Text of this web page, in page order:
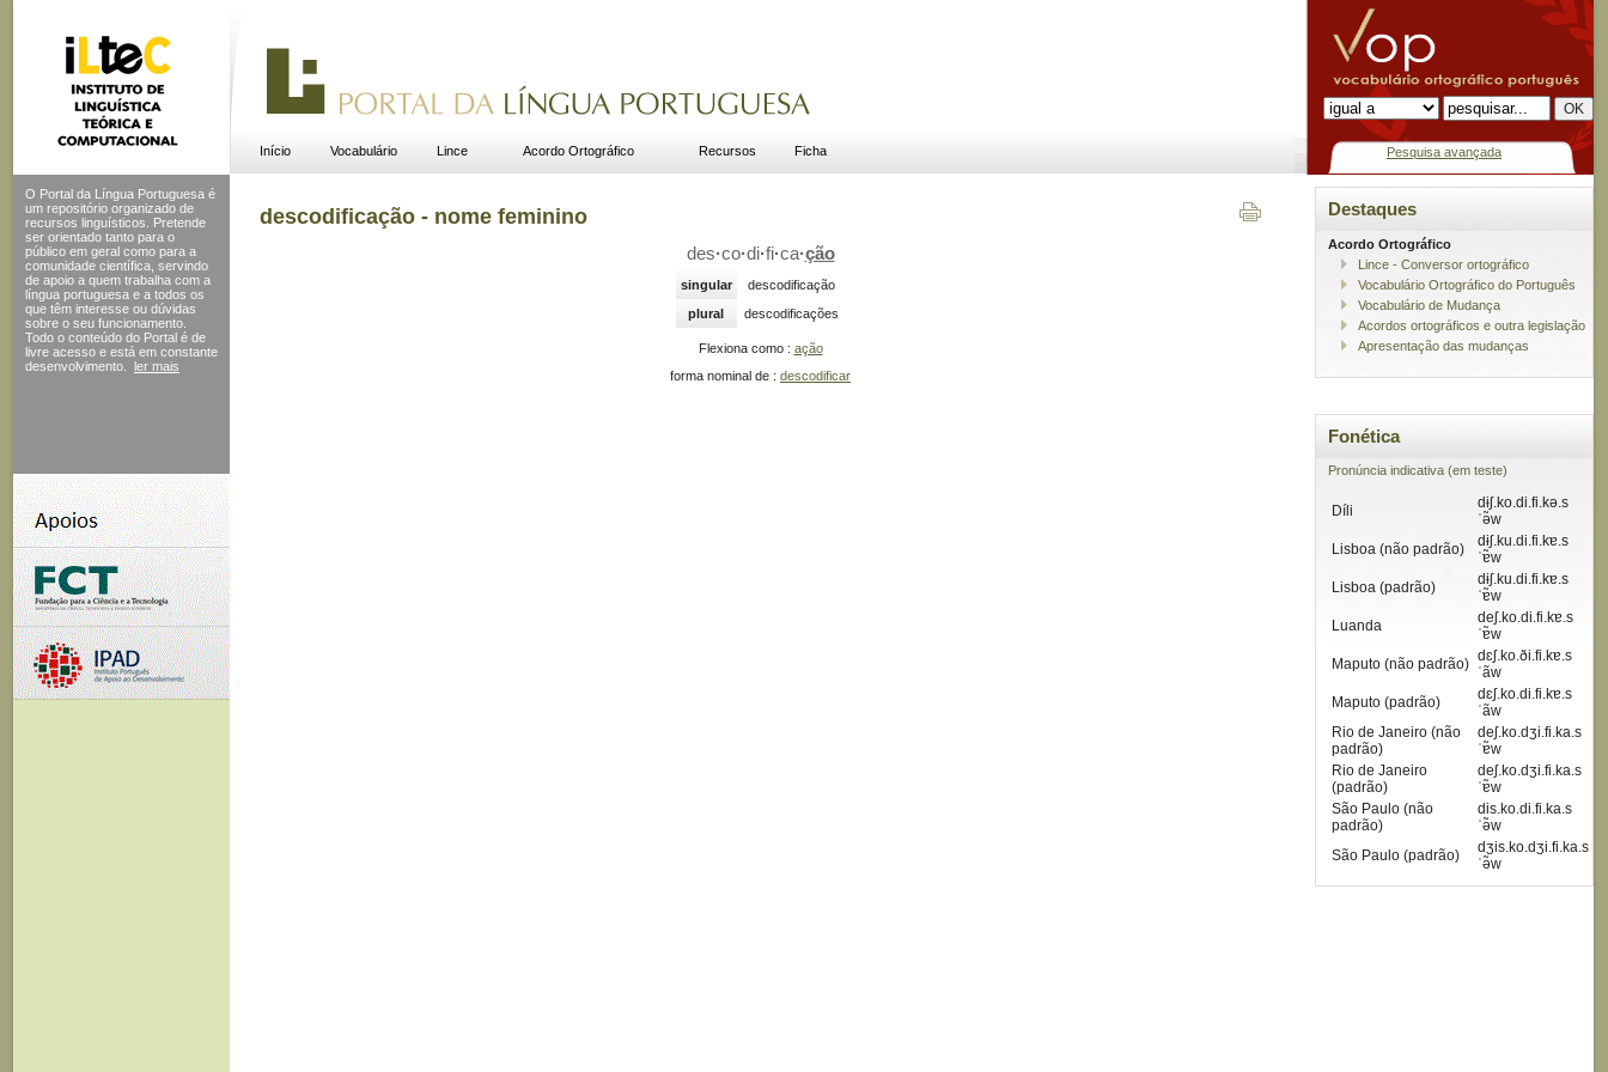
Início Vocabulário Lince Acordo Ortográfico Recursos Ficha Pesquisa avançada
O Portal da Língua Portuguesa é
um repositório organizado de
recursos linguísticos. Pretende
ser orientado tanto para o
público em geral como para a
comunidade científica, servindo
de apoio a quem trabalha com a
língua portuguesa e a todos os
que têm interesse ou dúvidas
sobre o seu funcionamento.
Todo o conteúdo do Portal é de
livre acesso e está em constante
desenvolvimento.
ler mais
descodificação - nome feminino
des·co·di·fi·ca·ção
singular
descodificação
plural
descodificações
Flexiona como : ação
forma nominal de : descodificar
Destaques
Acordo Ortográfico
Lince - Conversor ortográfico
Vocabulário Ortográfico do Português
Vocabulário de Mudança
Acordos ortográficos e outra legislação
Apresentação das mudanças
Fonética
Pronúncia indicativa (em teste)
Díli
dɨʃ.ko.di.fi.kə.s
ˈə̃w
Lisboa (não padrão)
dɨʃ.ku.di.fi.kɐ.s
ˈɐ̃w
Lisboa (padrão)
dɨʃ.ku.di.fi.kɐ.s
ˈɐ̃w
Luanda
deʃ.ko.di.fi.kɐ.s
ˈɐ̃w
Maputo (não padrão) dɛʃ.ko.ði.fi.kɐ.s
ˈãw
Maputo (padrão)
dɛʃ.ko.di.fi.kɐ.s
ˈãw
Rio de Janeiro (não
padrão)
deʃ.ko.dʒi.fi.ka.s
ˈɐ̃w
Rio de Janeiro
(padrão)
deʃ.ko.dʒi.fi.ka.s
ˈɐ̃w
São Paulo (não
padrão)
dis.ko.di.fi.ka.s
ˈə̃w
São Paulo (padrão)
dʒis.ko.dʒi.fi.ka.s
ˈə̃w